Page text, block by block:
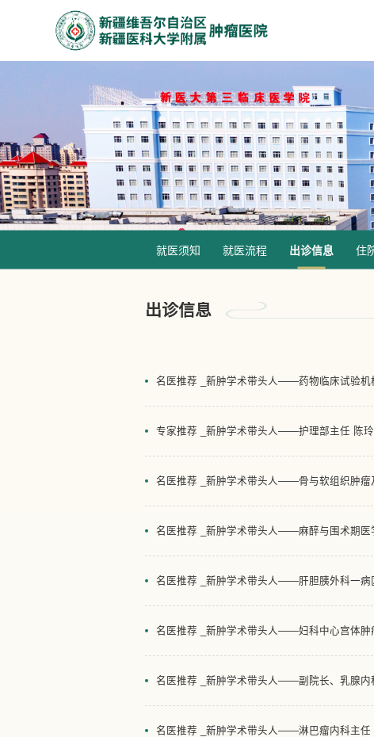
就医须知 就医流程 出诊信息 住
出诊信息
名医推荐 _新肿学术带头人——药物临床试验机
专家推荐 _新肿学术带头人——护理部主任 陈玲
名医推荐 _新肿学术带头人——骨与软组织肿瘤
名医推荐 _新肿学术带头人——麻醉与围术期医
名医推荐 _新肿学术带头人——肝胆胰外科一病
名医推荐 _新肿学术带头人——妇科中心宫体肿
名医推荐 _新肿学术带头人——副院长、乳腺内
名医推荐 _新肿学术带头人——淋巴瘤内科主任